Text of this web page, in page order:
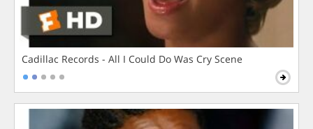
Cadillac Records - All I Could Do Was Cry Scene